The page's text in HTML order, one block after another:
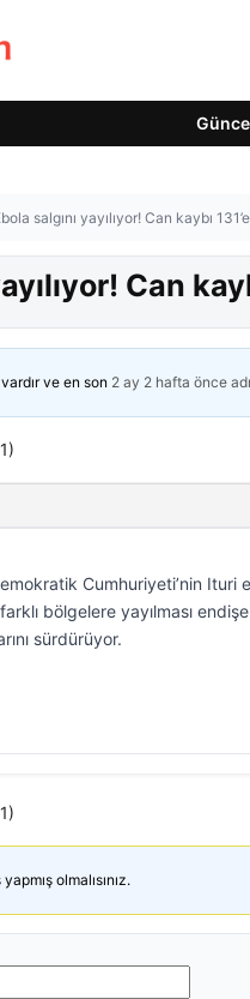
salgını yayılıyor! Can kaybı
Can
ve en son 2 ay 2 hafta önce
Cumhuriyeti’nin Ituri
farklı bölgelere yayılması
sürdürüyor.
olmalısınız.